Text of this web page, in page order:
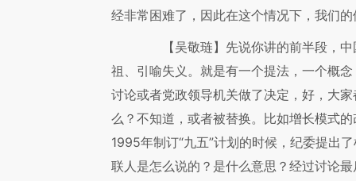
经非常困难了，因此在这个情况下，我们
【吴敬琏】 先说你讲的前半段，
祖、引喻失义。就是有一个提法，一个概
讨论或者党政领导机关做了决定，好，大
么？不知道，或者被替换。比如增长模式
1995年制订“九五”计划的时候，纪委提出
联人是怎么说的？是什么意思？经过讨论